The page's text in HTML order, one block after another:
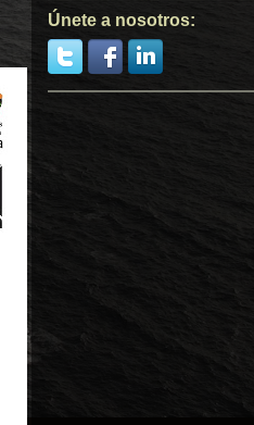
Únete a nosotros: